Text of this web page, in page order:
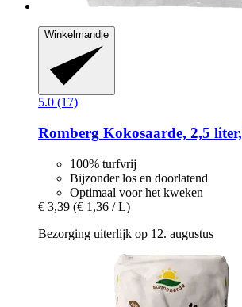
Winkelmandje
5.0 (17)
Romberg Kokosaarde, 2,5
100% turfvrij
Bijzonder los en doorlatend
Optimaal voor het kweken
€ 3,39 (€ 1,36 / L)
Bezorging uiterlijk op 12. augustus